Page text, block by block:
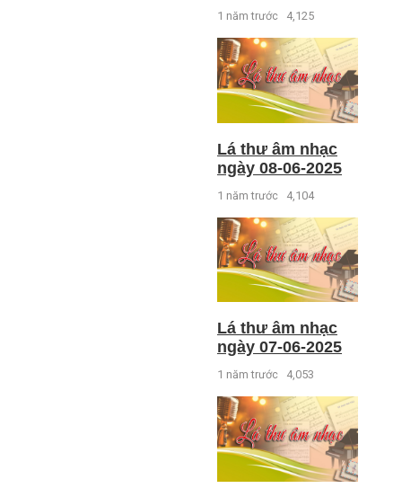
1 năm trước 4,125
Lá thư âm nhạc
ngày 08-06-2025
1 năm trước 4,104
Lá thư âm nhạc
ngày 07-06-2025
1 năm trước 4,053